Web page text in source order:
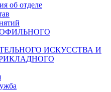
об отделе
ИСКУССТВА И